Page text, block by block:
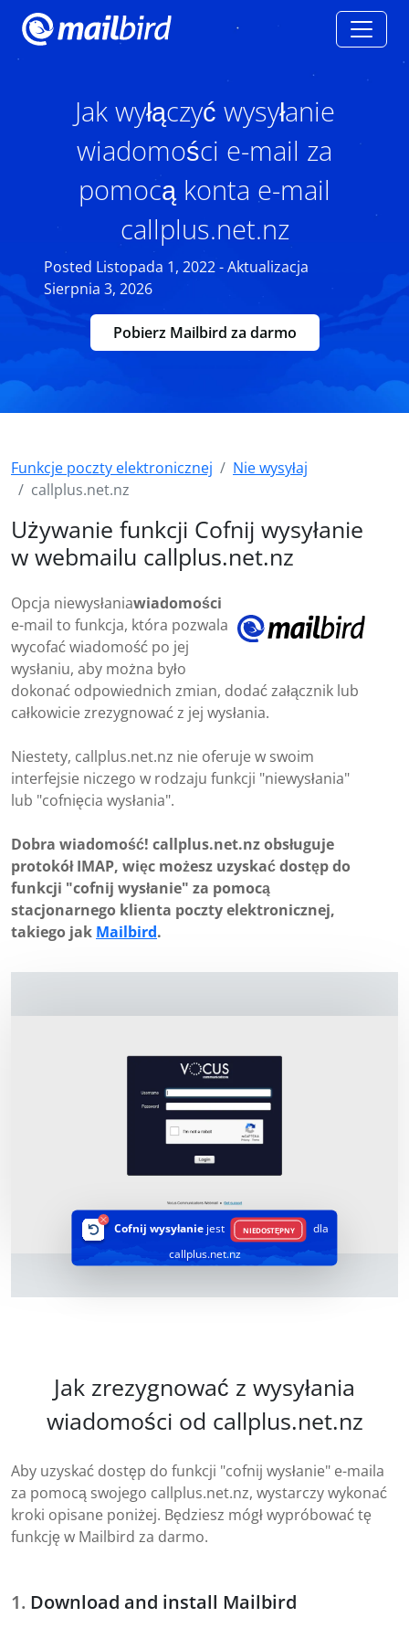
Jak wyłączyć wysyłanie
wiadomości e-mail za
pomocą konta e-mail
callplus.net.nz
Posted Listopada 1, 2022 - Aktualizacja
Sierpnia 3, 2026
Pobierz Mailbird za darmo
Funkcje poczty elektronicznej
Nie wysyłaj
callplus.net.nz
Używanie funkcji Cofnij wysyłanie
w webmailu callplus.net.nz
Opcja niewysłaniawiadomości
e-mail to funkcja, która pozwala
wycofać wiadomość po jej
wysłaniu, aby można było
dokonać odpowiednich zmian, dodać załącznik lub
całkowicie zrezygnować z jej wysłania.
Niestety, callplus.net.nz nie oferuje w swoim
interfejsie niczego w rodzaju funkcji "niewysłania"
lub "cofnięcia wysłania".
Dobra wiadomość! callplus.net.nz obsługuje
protokół IMAP, więc możesz uzyskać dostęp do
funkcji "cofnij wysłanie" za pomocą
stacjonarnego klienta poczty elektronicznej,
takiego jak Mailbird.
Cofnij wysyłaniejest NIEDOSTĘPNY
dla
callplus.net.nz
Jak zrezygnować z wysyłania
wiadomości od callplus.net.nz
Aby uzyskać dostęp do funkcji "cofnij wysłanie" e-maila
za pomocą swojego callplus.net.nz, wystarczy wykonać
kroki opisane poniżej. Będziesz mógł wypróbować tę
funkcję w Mailbird za darmo.
Download and install Mailbird